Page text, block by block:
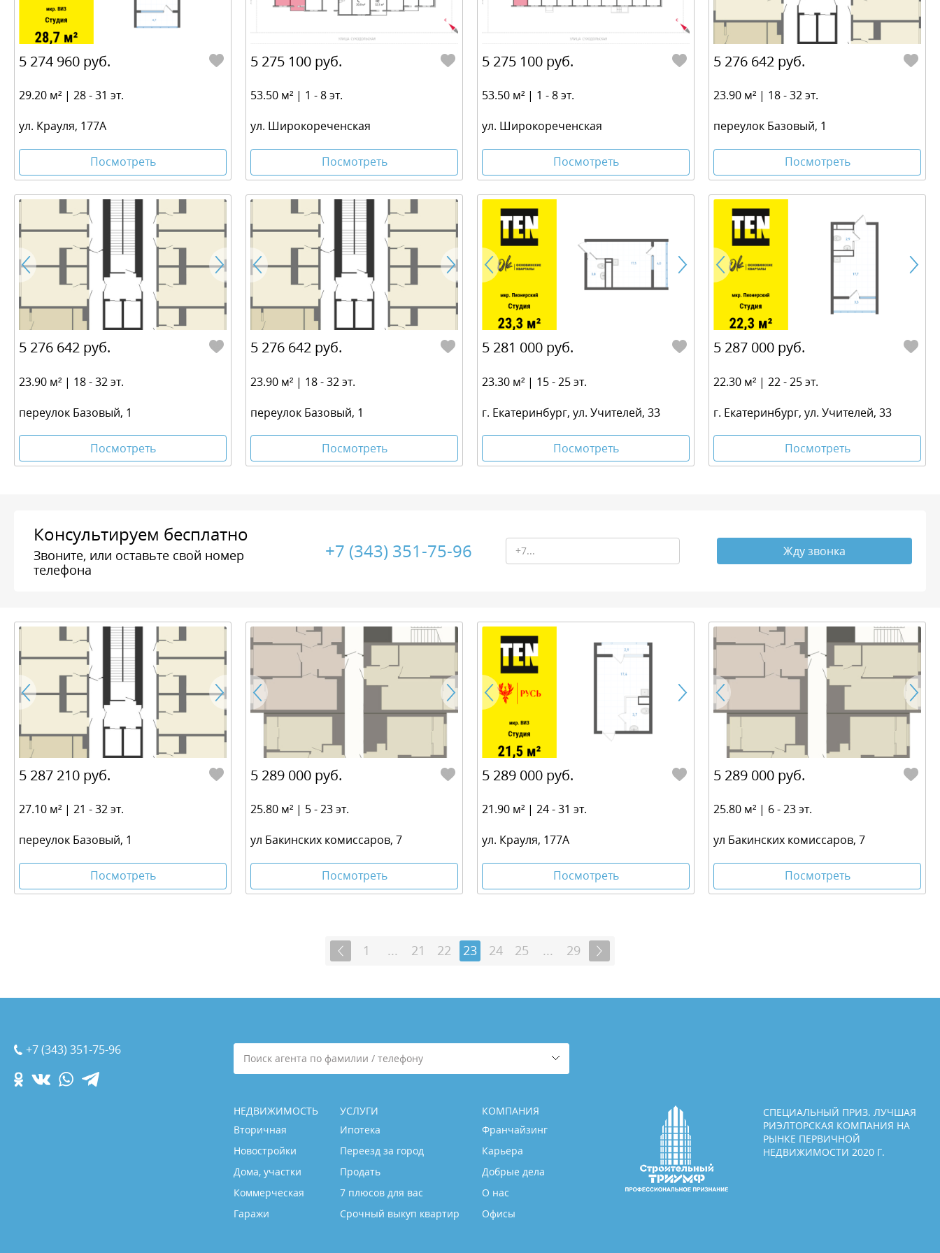
5 274 960 руб.
29.20 м² | 28 - 31 эт.
ул. Крауля, 177А
Посмотреть
5 275 100 руб.
53.50 м² | 1 - 8 эт.
ул. Широкореченская
Посмотреть
5 275 100 руб.
53.50 м² | 1 - 8 эт.
ул. Широкореченская
Посмотреть
5 276 642 руб.
23.90 м² | 18 - 32 эт.
переулок Базовый, 1
Посмотреть
5 276 642 руб.
23.90 м² | 18 - 32 эт.
переулок Базовый, 1
Посмотреть
5 276 642 руб.
23.90 м² | 18 - 32 эт.
переулок Базовый, 1
Посмотреть
5 281 000 руб.
23.30 м² | 15 - 25 эт.
г. Екатеринбург, ул. Учителей, 33
Посмотреть
5 287 000 руб.
22.30 м² | 22 - 25 эт.
г. Екатеринбург, ул. Учителей, 33
Посмотреть
Консультируем бесплатно
Звоните, или оставьте свой номер
телефона
+7 (343) 351-75-96 Жду звонка
5 287 210 руб.
27.10 м² | 21 - 32 эт.
переулок Базовый, 1
Посмотреть
5 289 000 руб.
25.80 м² | 5 - 23 эт.
ул Бакинских комиссаров, 7
Посмотреть
5 289 000 руб.
21.90 м² | 24 - 31 эт.
ул. Крауля, 177А
Посмотреть
5 289 000 руб.
25.80 м² | 6 - 23 эт.
ул Бакинских комиссаров, 7
Посмотреть
1 ... 21 22 23 24 25 ... 29
+7 (343) 351-75-96
Поиск агента по фамилии / телефону
НЕДВИЖИМОСТЬ
Вторичная
Новостройки
Дома, участки
Коммерческая
Гаражи
УСЛУГИ
Ипотека
Переезд за город
Продать
7 плюсов для вас
Срочный выкуп квартир
КОМПАНИЯ
Франчайзинг
Карьера
Добрые дела
О нас
Офисы
СПЕЦИАЛЬНЫЙ ПРИЗ. ЛУЧШАЯ
РИЭЛТОРСКАЯ КОМПАНИЯ НА
РЫНКЕ ПЕРВИЧНОЙ
НЕДВИЖИМОСТИ 2020 Г.